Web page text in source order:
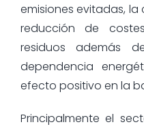
emisiones evitadas,
reducción de
residuos además
dependencia
efecto positivo en la
Principalmente el